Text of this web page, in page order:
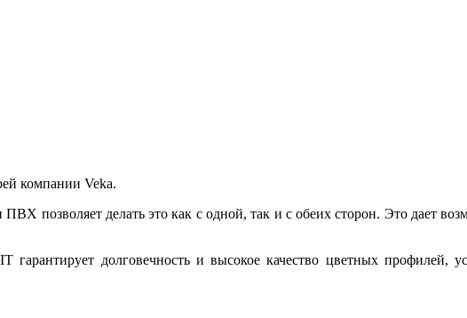
компании Veka.
позволяет делать это как с одной, так и с обеих сторон. Это дает
долговечность и высокое качество цветных профилей,